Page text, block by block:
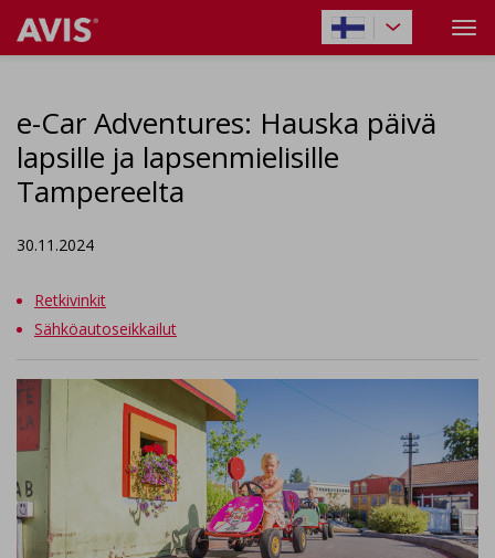
e-Car Adventures: Hauska päivä
lapsille ja lapsenmielisille
Tampereelta
30.11.2024
Retkivinkit
Sähköautoseikkailut